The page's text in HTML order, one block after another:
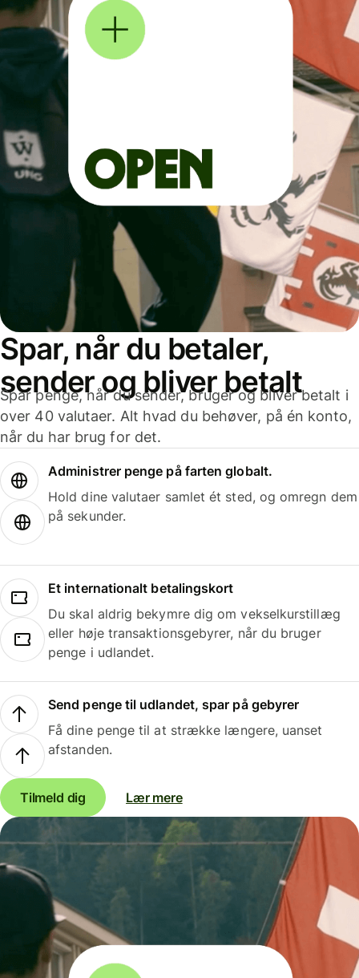
Spar, når du betaler,
sender og bliver betalt
Spar penge, når du sender, bruger og bliver betalt i
over 40 valutaer. Alt hvad du behøver, på én konto,
når du har brug for det.
Administrer penge på farten globalt.
Hold dine valutaer samlet ét sted, og omregn dem
på sekunder.
Et internationalt betalingskort
Du skal aldrig bekymre dig om vekselkurstillæg
eller høje transaktionsgebyrer, når du bruger
penge i udlandet.
Send penge til udlandet, spar på gebyrer
Få dine penge til at strække længere, uanset
afstanden.
Tilmeld dig Lær mere